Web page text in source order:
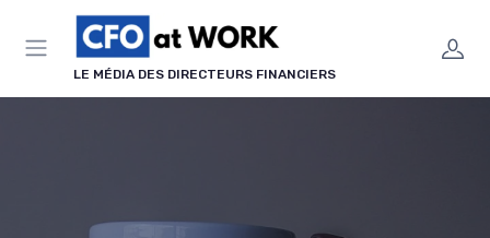
LE MÉDIA DES DIRECTEURS FINANCIERS
Panneau de gestion des cookies